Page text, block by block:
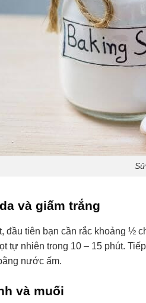
và giấm trắng
đầu tiên bạn cần rắc khoảng ½
tự nhiên trong 10 – 15 phút.
nước ấm.
và muối